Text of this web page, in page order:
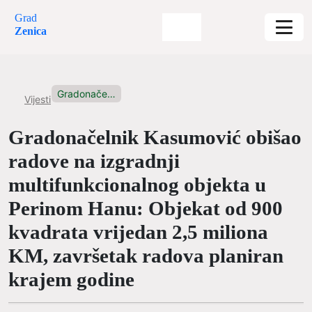
Grad
Zenica
Vijesti Gradonačelnik Kasumović obišao radove na...
Gradonačelnik Kasumović obišao
radove na izgradnji
multifunkcionalnog objekta u
Perinom Hanu: Objekat od 900
kvadrata vrijedan 2,5 miliona
KM, završetak radova planiran
krajem godine